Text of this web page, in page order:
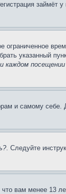
займёт у
ограниченное
указанный
каждом посещении
и самому себе.
. Следуйте
вам менее 13